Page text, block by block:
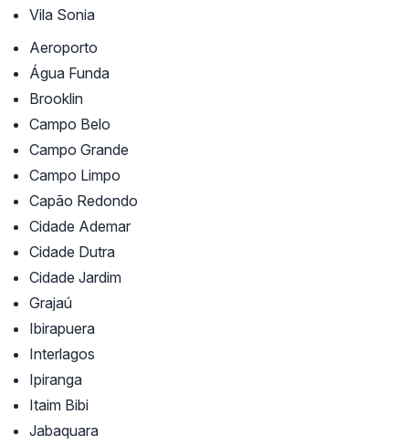
Vila Sonia
Aeroporto
Água Funda
Brooklin
Campo Belo
Campo Grande
Campo Limpo
Capão Redondo
Cidade Ademar
Cidade Dutra
Cidade Jardim
Grajaú
Ibirapuera
Interlagos
Ipiranga
Itaim Bibi
Jabaquara